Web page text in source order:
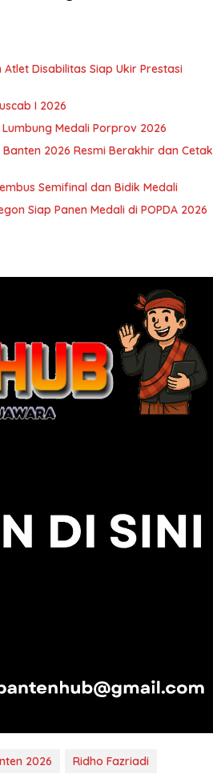
Atlet Disabilitas Siap Ukir Prestasi
I 2026
Lumbung Medali Porprov 2026
Banten 2026 Resmi Berakhir dan Cetak
Semifinal dan Bidik Medali
Siap Panen Medali di POPDA 2026
2026 Ridho Fazriadi